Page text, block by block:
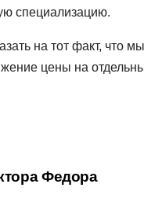
специализацию.
на тот факт, что
цены на
Федора